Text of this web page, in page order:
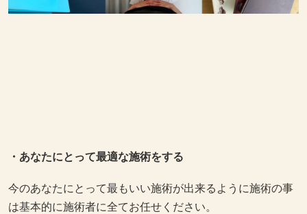
・あなたにとって最適な施術をする
今のあなたにとって最もいい施術が出来るように施術の事
は基本的に施術者に全てお任せください。